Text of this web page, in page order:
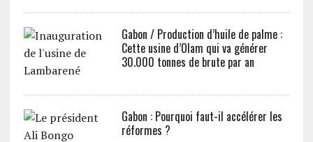
Gabon / Production d’huile de palme :
Cette usine d’Olam qui va générer
30.000 tonnes de brute par an
Gabon : Pourquoi faut-il accélérer les
réformes ?